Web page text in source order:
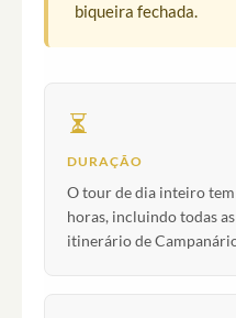
biqueira fechada.
DURAÇÃO
O tour de dia inteiro
horas, incluindo todas
itinerário de